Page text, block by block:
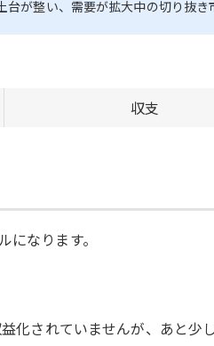
が整い、需要が拡大中の切り抜き
収支
なります。
化されていませんが、あと少